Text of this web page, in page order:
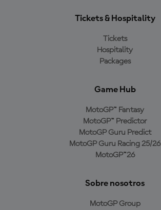
Tickets & Hospitality
Tickets
Hospitality
Packages
Game Hub
MotoGP™ Fantasy
MotoGP™ Predictor
MotoGP Guru Predict
MotoGP Guru Racing 25/26
MotoGP™26
Sobre nosotros
MotoGP Group